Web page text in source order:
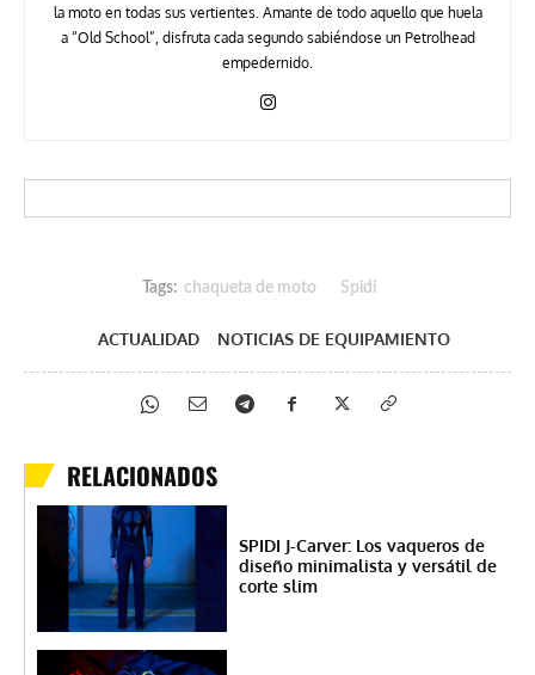
la moto en todas sus vertientes. Amante de todo aquello que huela
a “Old School”, disfruta cada segundo sabiéndose un Petrolhead
empedernido.
Tags: chaqueta de moto Spidi
ACTUALIDAD NOTICIAS DE EQUIPAMIENTO
RELACIONADOS
SPIDI J-Carver: Los vaqueros de
diseño minimalista y versátil de
corte slim